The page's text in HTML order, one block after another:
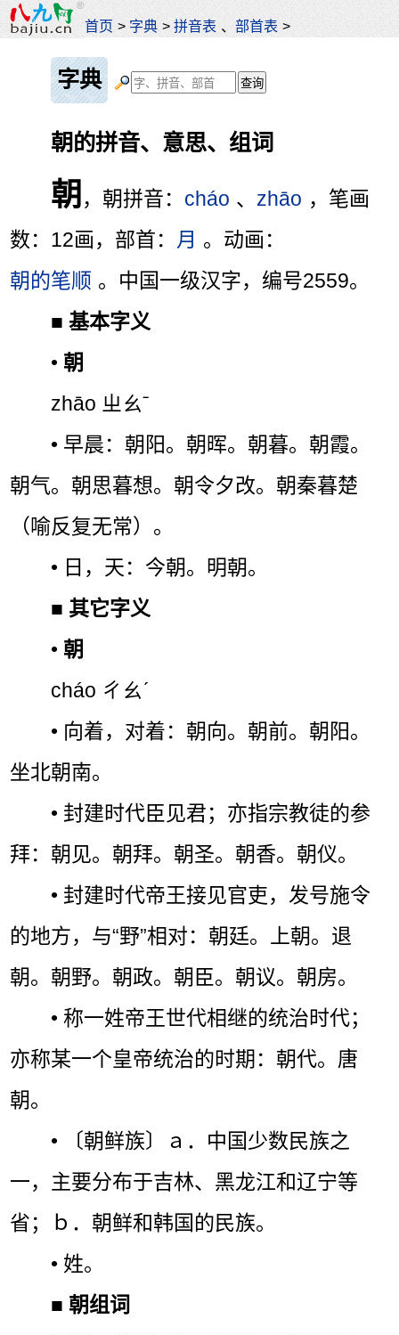
首页 > 字典 >拼音表 、部首表 >
字典
朝的拼音、意思、组词
朝 ，朝拼音： cháo 、 zhāo ，笔画
数：12画，部首： 月 。动画：
朝的笔顺 。中国一级汉字，编号2559。
■基本字义
• 朝
zhāo ㄓㄠˉ
• 早晨：朝阳。朝晖。朝暮。朝霞。
朝气。朝思暮想。朝令夕改。朝秦暮楚
（喻反复无常）。
• 日，天：今朝。明朝。
■ 其它字义
• 朝
cháo ㄔㄠˊ
• 向着，对着：朝向。朝前。朝阳。
坐北朝南。
• 封建时代臣见君；亦指宗教徒的参
拜：朝见。朝拜。朝圣。朝香。朝仪。
• 封建时代帝王接见官吏，发号施令
的地方，与“野”相对：朝廷。上朝。退
朝。朝野。朝政。朝臣。朝议。朝房。
• 称一姓帝王世代相继的统治时代；
亦称某一个皇帝统治的时期：朝代。唐
朝。
• 〔朝鲜族〕ａ．中国少数民族之
一，主要分布于吉林、黑龙江和辽宁等
省；ｂ．朝鲜和韩国的民族。
• 姓。
■ 朝组词